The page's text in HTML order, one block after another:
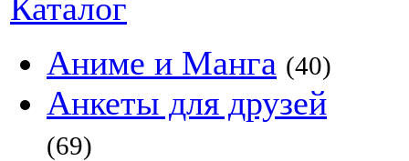
Каталог
Аниме и Манга (40)
Анкеты для друзей
(69)